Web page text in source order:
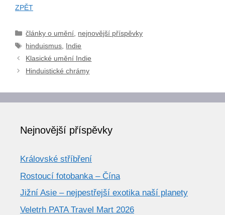
ZPĚT
Rubriky
články o umění, nejnovější příspěvky
Štítky
hinduismus, Indie
Klasické umění Indie
Hinduistické chrámy
Nejnovější příspěvky
Královské stříbření
Rostoucí fotobanka – Čína
Jižní Asie – nejpestřejší exotika naší planety
Veletrh PATA Travel Mart 2026